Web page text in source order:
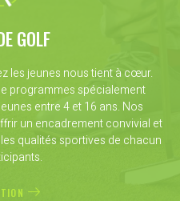
GOLF
les jeunes nous tient à cœur.
programmes spécialement
entre 4 et 16 ans. Nos
un encadrement convivial et
qualités sportives de chacun